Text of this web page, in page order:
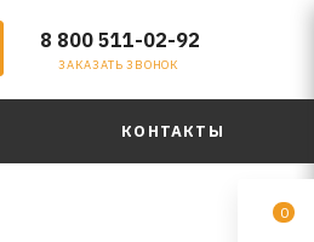
8 800 511-02-92
ЗАКАЗАТЬ ЗВОНОК
КОНТАКТЫ
0